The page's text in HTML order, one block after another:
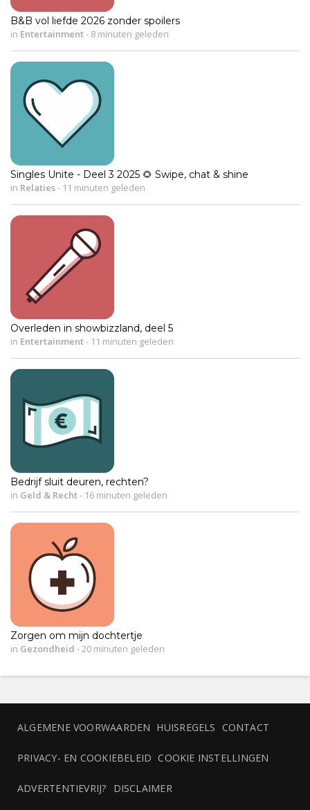
B&B vol liefde 2026 zonder spoilers
in Entertainment- 8 minuten geleden
Singles Unite - Deel 3 2025 🌻 Swipe, chat & shine
in Relaties- 11 minuten geleden
Overleden in showbizzland, deel 5
in Entertainment- 11 minuten geleden
Bedrijf sluit deuren, rechten?
in Geld & Recht- 16 minuten geleden
Zorgen om mijn dochtertje
in Gezondheid -20 minuten geleden
ALGEMENE VOORWAARDEN HUISREGELS CONTACT
PRIVACY- EN COOKIEBELEID COOKIE INSTELLINGEN
ADVERTENTIEVRIJ? DISCLAIMER